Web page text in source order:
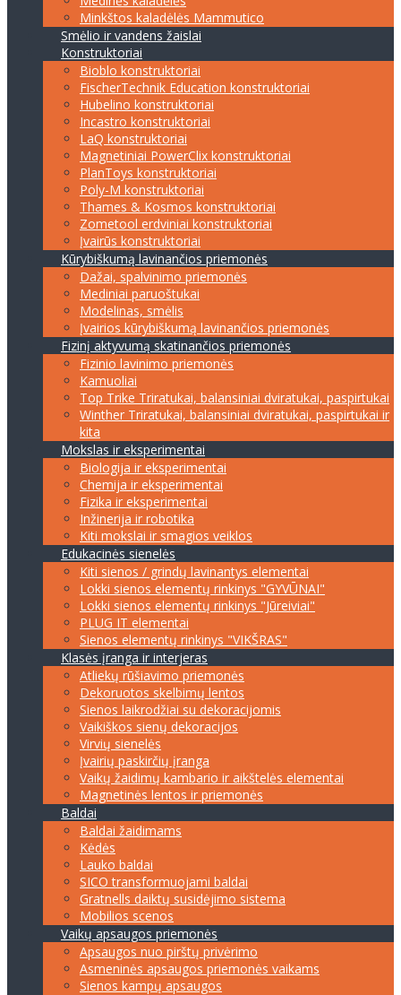
Minkštos kaladėlės Mammutico
Smėlio ir vandens žaislai
Konstruktoriai
Bioblo konstruktoriai
FischerTechnik Education konstruktoriai
Hubelino konstruktoriai
Incastro konstruktoriai
LaQ konstruktoriai
Magnetiniai PowerClix konstruktoriai
PlanToys konstruktoriai
Poly-M konstruktoriai
Thames & Kosmos konstruktoriai
Zometool erdviniai konstruktoriai
Įvairūs konstruktoriai
Kūrybiškumą lavinančios priemonės
Dažai, spalvinimo priemonės
Mediniai paruoštukai
Modelinas, smėlis
Įvairios kūrybiškumą lavinančios priemonės
Fizinį aktyvumą skatinančios priemonės
Fizinio lavinimo priemonės
Kamuoliai
Top Trike Triratukai, balansiniai dviratukai, paspirtukai
Winther Triratukai, balansiniai dviratukai, paspirtukai ir
kita
Mokslas ir eksperimentai
Biologija ir eksperimentai
Chemija ir eksperimentai
Fizika ir eksperimentai
Inžinerija ir robotika
Kiti mokslai ir smagios veiklos
Edukacinės sienelės
Kiti sienos / grindų lavinantys elementai
Lokki sienos elementų rinkinys "GYVŪNAI"
Lokki sienos elementų rinkinys "Jūreiviai"
PLUG IT elementai
Sienos elementų rinkinys "VIKŠRAS"
Klasės įranga ir interjeras
Atliekų rūšiavimo priemonės
Dekoruotos skelbimų lentos
Sienos laikrodžiai su dekoracijomis
Vaikiškos sienų dekoracijos
Virvių sienelės
Įvairių paskirčių įranga
Vaikų žaidimų kambario ir aikštelės elementai
Magnetinės lentos ir priemonės
Baldai
Baldai žaidimams
Kėdės
Lauko baldai
SICO transformuojami baldai
Gratnells daiktų susidėjimo sistema
Mobilios scenos
Vaikų apsaugos priemonės
Apsaugos nuo pirštų privėrimo
Asmeninės apsaugos priemonės vaikams
Sienos kampų apsaugos